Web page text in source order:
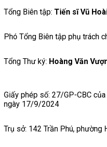
Tổng Biên tập: Tiến sĩ Vũ
Phó Tổng Biên tập phụ trách
Tổng Thư ký: Hoàng Văn
Giấy phép số: 27/GP-CBC
ngày 17/9/2024
Trụ sở: 142 Trần Phú, phường